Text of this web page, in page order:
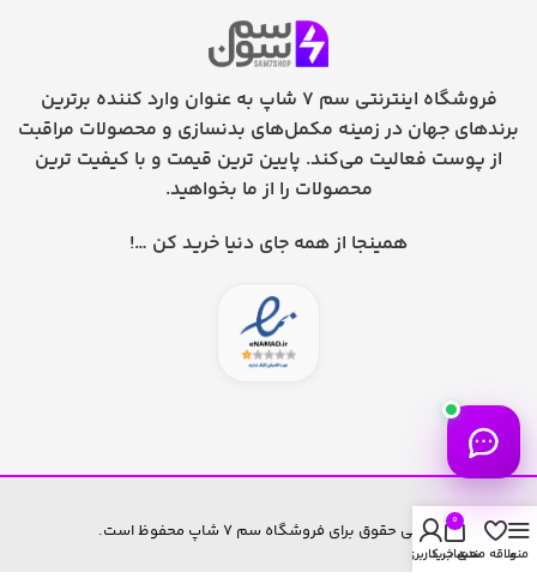
فروشگاه اینترنتی سم 7 شاپ به عنوان وارد کننده برترین
برندهای جهان در زمینه مکمل‌های بدنسازی و محصولات مراقبت
از پوست فعالیت می‌کند. پایین ترین قیمت و با کیفیت ترین
محصولات را از ما بخواهید.
همینجا از همه جای دنیا خرید کن …!
تمامی حقوق برای فروشگاه سم 7 شاپ محفوظ است.
منوعلاقه مندی
0
سبد خرید
حساب کاربری من